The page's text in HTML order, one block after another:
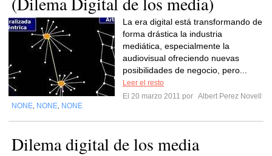
La era digital está transformando de
forma drástica la industria
mediática, especialmente la
audiovisual ofreciendo nuevas
posibilidades de negocio, pero...
Leer el resto
El 20 marzo 2011 por Albert Perez Novell
NONE NONE NONE
Dilema digital de los media